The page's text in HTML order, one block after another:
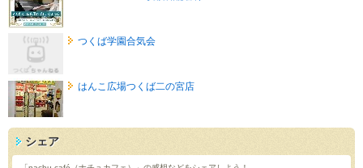
つくば学園合気会
はんこ広場つくば二の宮店
シェア